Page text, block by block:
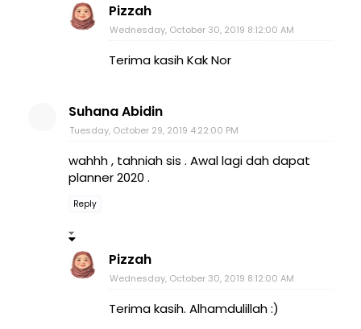
Pizzah
Wednesday, October 30, 2019 8:12:00 AM
Terima kasih Kak Nor
Suhana Abidin
Tuesday, October 29, 2019 4:22:00 PM
wahhh , tahniah sis . Awal lagi dah dapat
planner 2020 .
Reply
Pizzah
Wednesday, October 30, 2019 8:12:00 AM
Terima kasih. Alhamdulillah :)